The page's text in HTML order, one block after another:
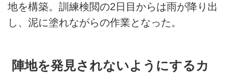
地を構築。訓練検閲の2日目からは雨が降り出
し、泥に塗れながらの作業となった。
陣地を発見されないようにするカ